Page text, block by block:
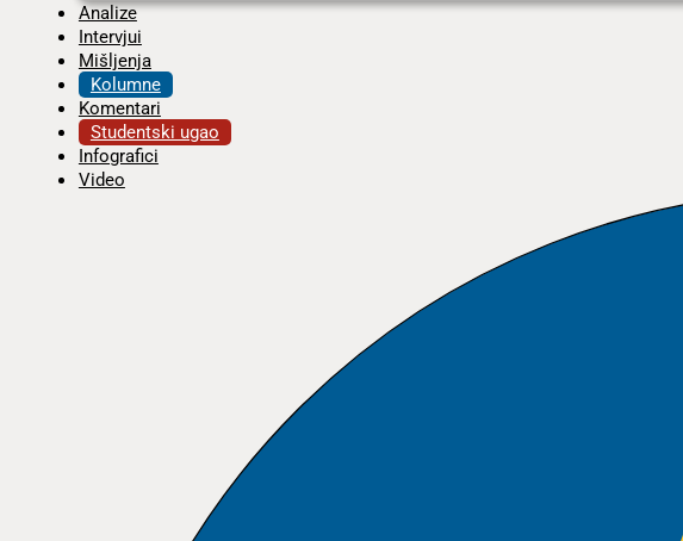
Analize
Intervjui
Mišljenja
Kolumne
Komentari
Studentski ugao
Infografici
Video